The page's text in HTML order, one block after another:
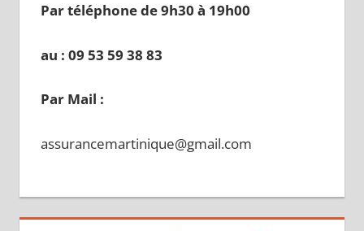
Par téléphone de 9h30 à 19h00
au : 09 53 59 38 83
Par Mail :
assurancemartinique@gmail.com